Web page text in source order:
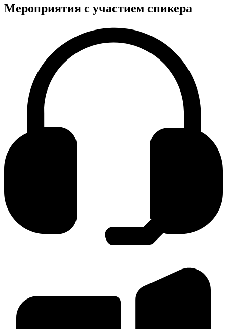
Мероприятия с участием спикера